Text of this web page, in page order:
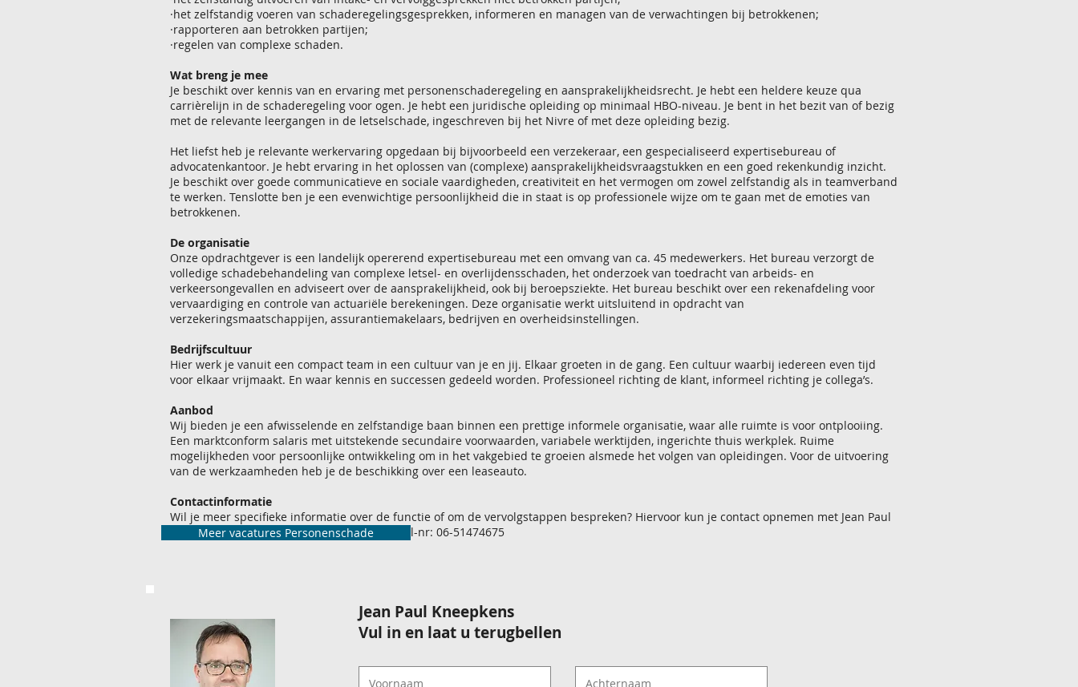
·het zelfstandig voeren van schaderegelingsgesprekken, informeren en managen van de verwachtingen bij betrokkenen;
·rapporteren aan betrokken partijen;
·regelen van complexe schaden.
Wat breng je mee
Je beschikt over kennis van en ervaring met personenschaderegeling en aansprakelijkheidsrecht. Je hebt een heldere keuze qua
carrièrelijn in de schaderegeling voor ogen. Je hebt een juridische opleiding op minimaal HBO-niveau. Je bent in het bezit van of bezig
met de relevante leergangen in de letselschade, ingeschreven bij het Nivre of met deze opleiding bezig.
Het liefst heb je relevante werkervaring opgedaan bij bijvoorbeeld een verzekeraar, een gespecialiseerd expertisebureau of
advocatenkantoor. Je hebt ervaring in het oplossen van (complexe) aansprakelijkheidsvraagstukken en een goed rekenkundig inzicht.
Je beschikt over goede communicatieve en sociale vaardigheden, creativiteit en het vermogen om zowel zelfstandig als in teamverband
te werken. Tenslotte ben je een evenwichtige persoonlijkheid die in staat is op professionele wijze om te gaan met de emoties van
betrokkenen.
De organisatie
Onze opdrachtgever is een landelijk opererend expertisebureau met een omvang van ca. 45 medewerkers. Het bureau verzorgt de
volledige schadebehandeling van complexe letsel- en overlijdensschaden, het onderzoek van toedracht van arbeids- en
verkeersongevallen en adviseert over de aansprakelijkheid, ook bij beroepsziekte. Het bureau beschikt over een rekenafdeling voor
vervaardiging en controle van actuariële berekeningen. Deze organisatie werkt uitsluitend in opdracht van
verzekeringsmaatschappijen, assurantiemakelaars, bedrijven en overheidsinstellingen.
Bedrijfscultuur
Hier werk je vanuit een compact team in een cultuur van je en jij. Elkaar groeten in de gang. Een cultuur waarbij iedereen even tijd
voor elkaar vrijmaakt. En waar kennis en successen gedeeld worden. Professioneel richting de klant, informeel richting je collega’s.
Aanbod
Wij bieden je een afwisselende en zelfstandige baan binnen een prettige informele organisatie, waar alle ruimte is voor ontplooiing.
Een marktconform salaris met uitstekende secundaire voorwaarden, variabele werktijden, ingerichte thuis werkplek. Ruime
mogelijkheden voor persoonlijke ontwikkeling om in het vakgebied te groeien alsmede het volgen van opleidingen. Voor de uitvoering
van de werkzaamheden heb je de beschikking over een leaseauto.
Contactinformatie
Wil je meer specifieke informatie over de functie of om de vervolgstappen bespreken? Hiervoor kun je contact opnemen met Jean Paul
Kneepkens, hij staat je graag ter woord op tel-nr: 06-51474675
Meer vacatures Personenschade
Jean Paul Kneepkens
Vul in en laat u terugbellen